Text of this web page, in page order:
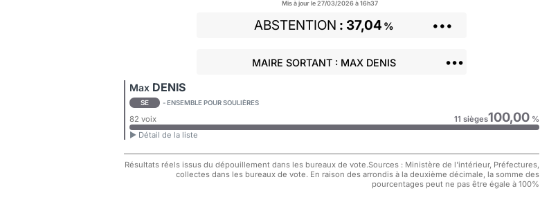
Mis à jour le 27/03/2026 à 16h37
ABSTENTION 37,04 % •••
MAIRE SORTANT : MAX DENIS •••
Max DENIS
SE - ENSEMBLE POUR SOULIÈRES
82 voix 11 sièges100,00 %
► Détail de la liste
Résultats réels issus du dépouillement dans les bureaux de vote.Sources : Ministère de l'intérieur, Préfectures,
collectes dans les bureaux de vote. En raison des arrondis à la deuxième décimale, la somme des
pourcentages peut ne pas être égale à 100%